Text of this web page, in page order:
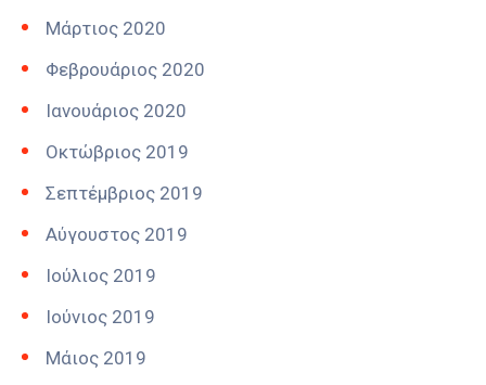
Μάρτιος 2020
Φεβρουάριος 2020
Ιανουάριος 2020
Οκτώβριος 2019
Σεπτέμβριος 2019
Αύγουστος 2019
Ιούλιος 2019
Ιούνιος 2019
Μάιος 2019